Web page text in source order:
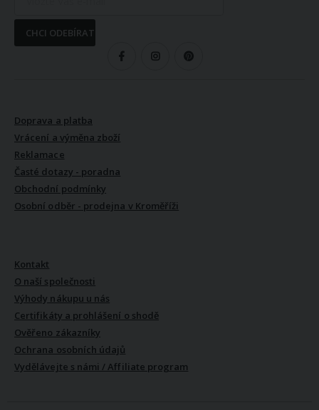
CHCI ODEBÍRAT
Doprava a platba
Vrácení a výměna zboží
Reklamace
Časté dotazy - poradna
Obchodní podmínky
Osobní odběr - prodejna v Kroměříži
Kontakt
O naší společnosti
Výhody nákupu u nás
Certifikáty a prohlášení o shodě
Ověřeno zákazníky
Ochrana osobních údajů
Vydělávejte s námi / Affiliate program